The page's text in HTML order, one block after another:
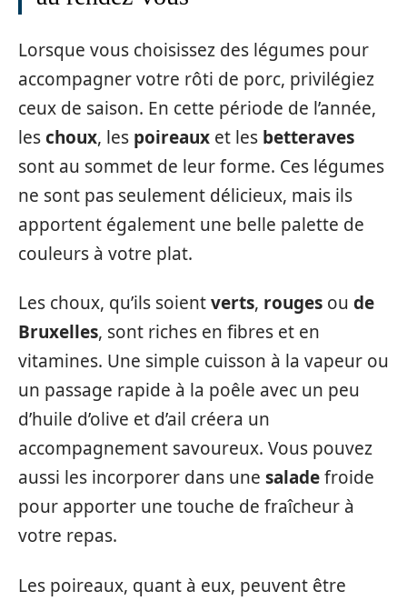
Lorsque vous choisissez des légumes pour
accompagner votre rôti de porc, privilégiez
ceux de saison. En cette période de l’année,
leschoux, les poireaux et les betteraves
sont au sommet de leur forme. Ces légumes
ne sont pas seulement délicieux, mais ils
apportent également une belle palette de
couleurs à votre plat.
Les choux, qu’ils soientverts, rouges ou de
Bruxelles, sont riches en fibres et en
vitamines. Une simple cuisson à la vapeur ou
un passage rapide à la poêle avec un peu
d’huile d’olive et d’ail créera un
accompagnement savoureux. Vous pouvez
aussi les incorporer dans une saladefroide
pour apporter une touche de fraîcheur à
votre repas.
Les poireaux, quant à eux, peuvent être